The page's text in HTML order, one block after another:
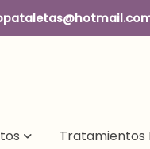
Tratamientos